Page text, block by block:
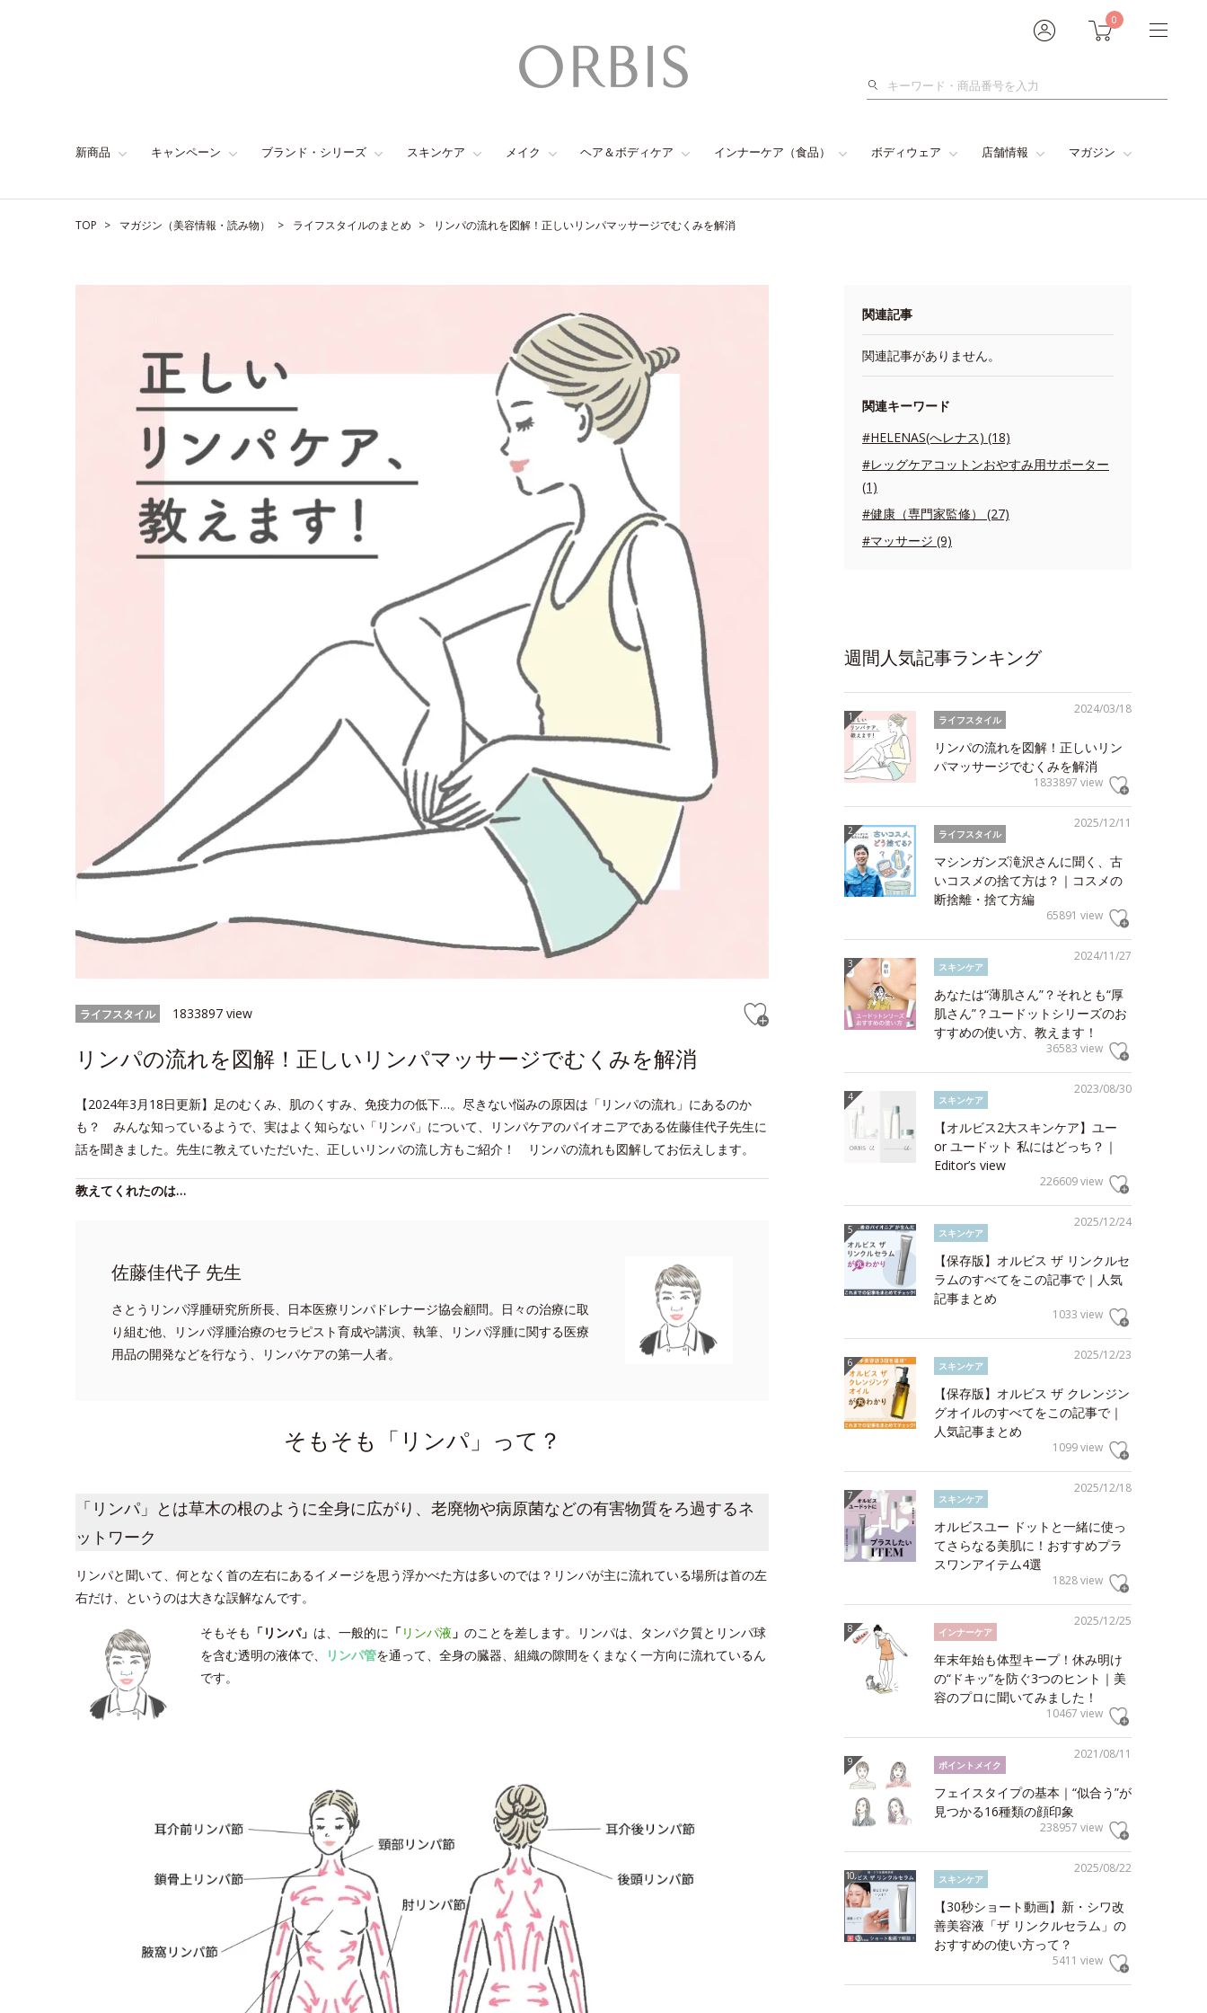
0
検
新商品 キャンペーン ブランド・シリーズ スキンケア メイク ヘア＆ボディケア インナーケア（食品） ボディウェア 店舗情報 マガジン
TOP マガジン（美容情報・読み物） ライフスタイルのまとめ リンパの流れを図解！正しいリンパマッサージでむくみを解消
ライフスタイル 1833897 view
リンパの流れを図解！正しいリンパマッサージでむくみを解消
【2024年3月18日更新】足のむくみ、肌のくすみ、免疫力の低下…。尽きない悩みの原因は「リンパの流れ」にあるのか
も？ みんな知っているようで、実はよく知らない「リンパ」について、リンパケアのパイオニアである佐藤佳代子先生に
話を聞きました。先生に教えていただいた、正しいリンパの流し方もご紹介！ リンパの流れも図解してお伝えします。
教えてくれたのは…
佐藤佳代子 先生
さとうリンパ浮腫研究所所長、日本医療リンパドレナージ協会顧問。日々の治療に取
り組む他、リンパ浮腫治療のセラピスト育成や講演、執筆、リンパ浮腫に関する医療
用品の開発などを行なう、リンパケアの第一人者。
そもそも「リンパ」って？
「リンパ」とは草木の根のように全身に広がり、老廃物や病原菌などの有害物質をろ過するネ
ットワーク
リンパと聞いて、何となく首の左右にあるイメージを思う浮かべた方は多いのでは？リンパが主に流れている場所は首の左
右だけ、というのは大きな誤解なんです。
そもそも 「リンパ」 は、一般的に 「リンパ液 」 のことを差します。リンパは、タンパク質とリンパ球
を含む透明の液体で、
リンパ管を通って、全身の臓器、組織の隙間をくまなく一方向に流れているん
です。
関連記事
関連記事がありません。
関連キーワード
#HELENAS(へレナス) (18)
#レッグケアコットンおやすみ用サポーター
(1)
#健康（専門家監修） (27)
#マッサージ (9)
週間人気記事ランキング
2024/03/18
ライフスタイル
リンパの流れを図解！正しいリン
パマッサージでむくみを解消
1833897 view
2025/12/11
ライフスタイル
マシンガンズ滝沢さんに聞く、古
いコスメの捨て方は？｜コスメの
断捨離・捨て方編
65891 view
2024/11/27
スキンケア
あなたは“薄肌さん”？それとも“厚
肌さん”？ユードットシリーズのお
すすめの使い方、教えます！
36583 view
2023/08/30
スキンケア
【オルビス2大スキンケア】ユー
or ユードット 私にはどっち？｜
Editor’s view
226609 view
2025/12/24
スキンケア
【保存版】オルビス ザ リンクルセ
ラムのすべてをこの記事で｜人気
記事まとめ
1033 view
2025/12/23
スキンケア
【保存版】オルビス ザ クレンジン
グオイルのすべてをこの記事で｜
人気記事まとめ
1099 view
2025/12/18
スキンケア
オルビスユー ドットと一緒に使っ
てさらなる美肌に！おすすめプラ
スワンアイテム4選
1828 view
2025/12/25
インナーケア
年末年始も体型キープ！休み明け
の“ドキッ”を防ぐ3つのヒント｜美
容のプロに聞いてみました！
10467 view
2021/08/11
ポイントメイク
フェイスタイプの基本｜“似合う”が
見つかる16種類の顔印象
238957 view
2025/08/22
スキンケア
【30秒ショート動画】新・シワ改
善美容液「ザ リンクルセラム」の
おすすめの使い方って？
5411 view